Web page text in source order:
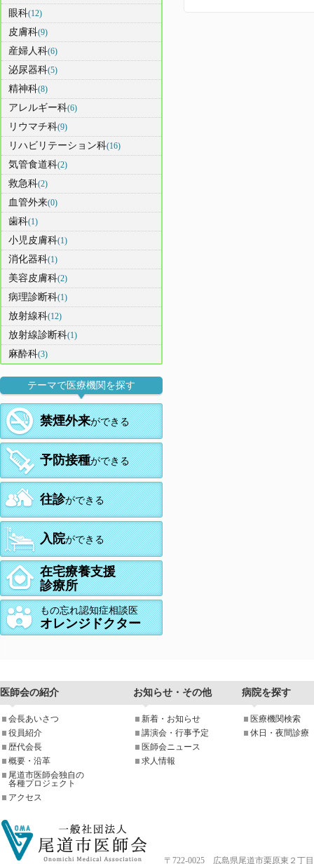
眼科(12)
皮膚科(9)
産婦人科(6)
泌尿器科(5)
精神科(8)
アレルギー科(6)
リウマチ科(9)
リハビリテーション科(16)
気管食道科(2)
救急科(2)
血管外来(0)
歯科(1)
小児皮膚科(1)
消化器科(1)
美容皮膚科(2)
病理診断科(1)
放射線科(12)
放射線診断科(1)
麻酔科(3)
テーマで医療機関を探す
禁煙外来ができる
予防接種ができる
往診ができる
入院ができる
在宅療養支援
診療所
もの忘れ認知症相談医
オレンジドクター
医師会の紹介 お知らせ・その他 病院を探す
会長あいさつ
役員紹介
歴代会長
概要・沿革
尾道市医師会独自の
各種プロジェクト
アクセス
新着・お知らせ
講演会・行事予定
医師会ニュース
求人情報
医療機関検索
休日・夜間診療
〒722-0025 広島県尾道市栗原東２丁